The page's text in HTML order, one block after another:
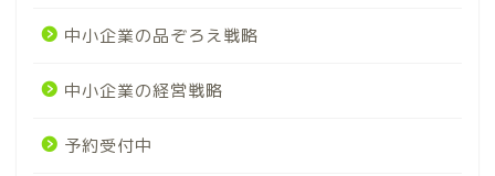
中小企業の品ぞろえ戦略
中小企業の経営戦略
予約受付中